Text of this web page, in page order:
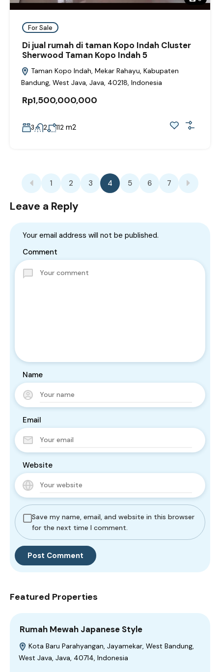
For Sale
Di jual rumah di taman Kopo Indah Cluster
Sherwood Taman Kopo Indah 5
Taman Kopo Indah, Mekar Rahayu, Kabupaten
Bandung, West Java, Java, 40218, Indonesia
Rp1,500,000,000
3 2 112 m2
1 2 3 4 5 6 7
Leave a Reply
Your email address will not be published.
Comment
Name
Email
Website
Save my name, email, and website in this browser
for the next time I comment.
Featured Properties
Rumah Mewah Japanese Style
Kota Baru Parahyangan, Jayamekar, West Bandung,
West Java, Java, 40714, Indonesia